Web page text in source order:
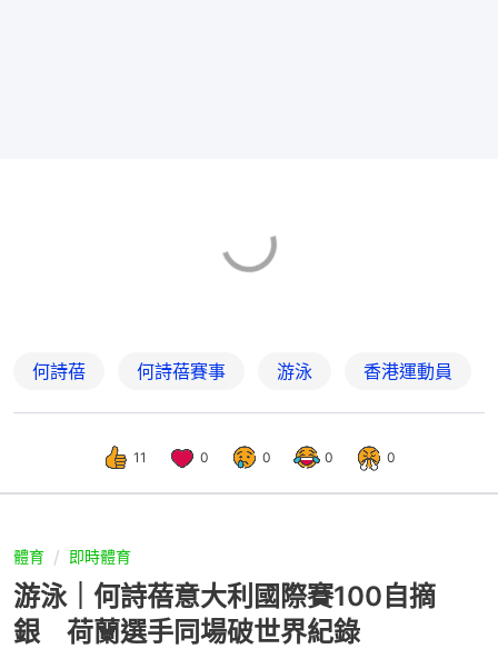
何詩蓓 何詩蓓賽事 游泳 香港運動員
11 0 0 0 0
體育 即時體育
游泳｜何詩蓓意大利國際賽100自摘
銀 荷蘭選手同場破世界紀錄